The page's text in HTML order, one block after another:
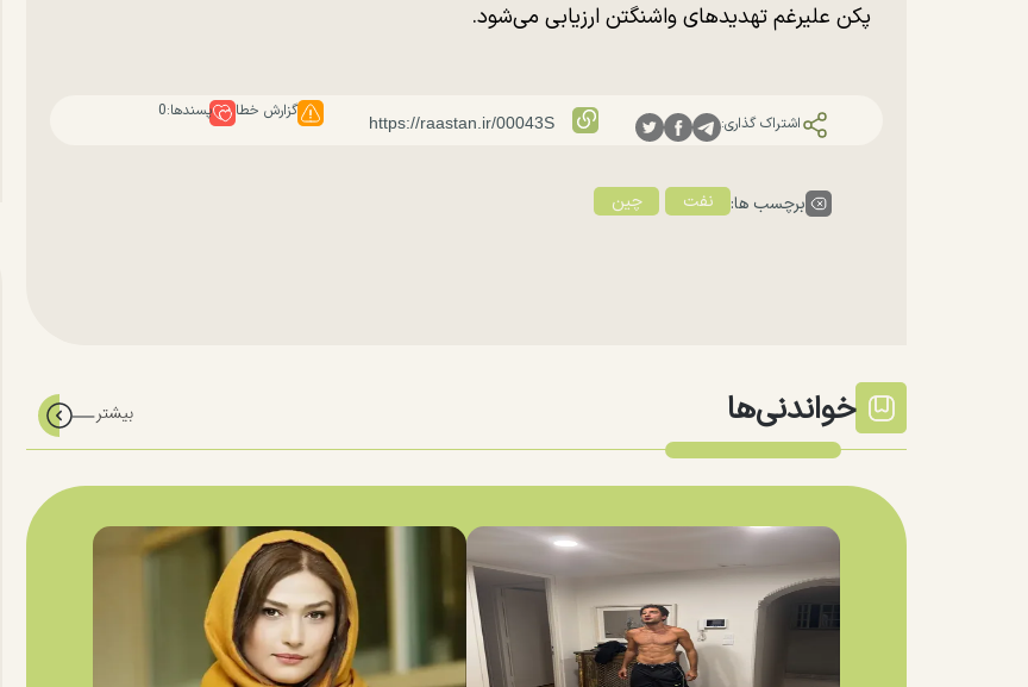
پکن علیرغم تهدید‌های واشنگتن ارزیابی می‌شود.
اشتراک گذاری:
گزارش خطا پسندها:0
برچسب ها: نفت چین
خواندنی‌ها